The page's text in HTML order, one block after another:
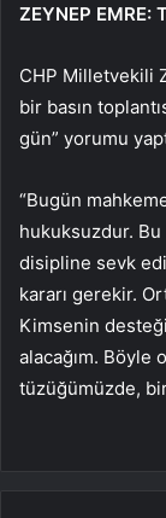
ZEYNEP EMRE:
CHP Milletvekili
bir basın
gün” yorumu
“Bugün
hukuksuzdur. Bu
disipline sevk
kararı gerekir.
Kimsenin
alacağım. Böyle
tüzüğümüzde, bir